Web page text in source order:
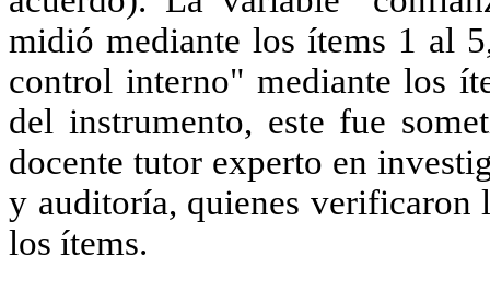
midió mediante los ítems 1 al
control interno" mediante los
del instrumento, este fue
docente tutor experto en
y auditoría, quienes verificaron
los ítems.